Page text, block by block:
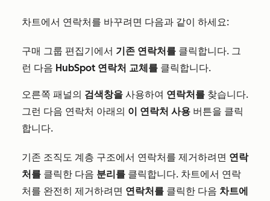
차트에서 연락처를 바꾸려면 다음과 같이 하세요:
구매 그룹 편집기에서 기존 연락처를 클릭합니다. 그
런 다음 HubSpot 연락처 교체를 클릭합니다.
오른쪽 패널의 검색창을 사용하여 연락처를 찾습니다.
그런 다음 연락처 아래의 이 연락처 사용 버튼을 클릭
합니다.
기존 조직도 계층 구조에서 연락처를 제거하려면 연락
처를 클릭한 다음 분리를 클릭합니다. 차트에서 연락
처를 완전히 제거하려면 연락처를 클릭한 다음 차트에